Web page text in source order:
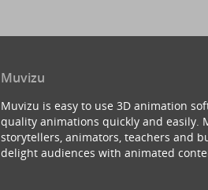
Muvizu
Muvizu is easy to use 3D animation
quality animations quickly and easily.
storytellers, animators, teachers and
delight audiences with animated